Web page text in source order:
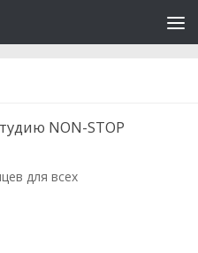
NON-STOP
для всех